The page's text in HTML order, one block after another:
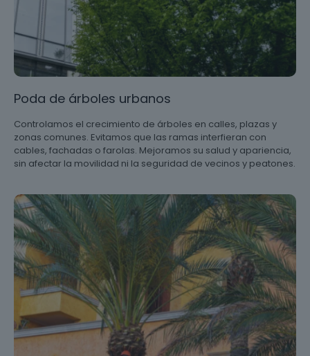
Poda de árboles urbanos
Controlamos el crecimiento de árboles en calles, plazas y
zonas comunes. Evitamos que las ramas interfieran con
cables, fachadas o farolas. Mejoramos su salud y apariencia,
sin afectar la movilidad ni la seguridad de vecinos y peatones.